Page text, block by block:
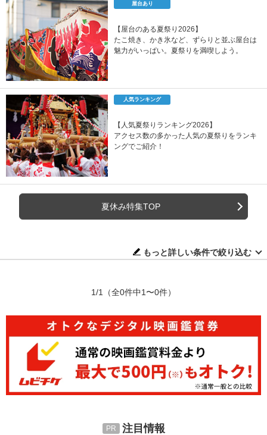
屋台あり
【屋台のある夏祭り2026】
たこ焼き、かき氷など、ずらりと並ぶ屋台は
魅力がいっぱい。夏祭りを満喫しよう。
人気ランキング
【人気夏祭りランキング2026】
アクセス数の多かった人気の夏祭りをランキ
ングでご紹介！
夏休み特集TOP
もっと詳しい条件で絞り込む
1/1 （全0件中1〜0件）
注目情報